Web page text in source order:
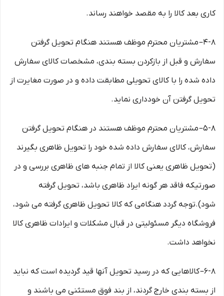
کاری بعد کالا را به مقصد خواهند رساند.
۴-۸– مشتریان محترم موظف هستند هنگام تحویل گرفتن
سفارش و قبل از بازکردن بسته بندی، مشخصات کالای سفارش
داده شده را با کالای تحویلی مطابقت داده و در صورت مغایرت از
تحویل گرفتن آن خودداری نماید.
۵-۸– مشتریان محترم موظف هستند در هنگام تحویل گرفتن
سفارش، کالای سفارش داده شده خود را تحویل ظاهری بگیرند
(تحویل ظاهری یعنی کالا از تمام جنبه های ظاهری بررسی و در
صورتیکه فاقد هر گونه ایراد ظاهری باشد، تحویل گرفته
شود).توجه گردد هنگامی که کالا تحویل ظاهری گرفته می شود،
فروشگاه دیگر مسئولیتی در قبال مشکلات و ایرادات ظاهری کالا
نخواهد داشت.
۶-۸– کالاهایی که در رسید تحویل آنها قید گردیده است که نباید
از بسته بندی خارج گردند، از بند فوق مستثنی می باشند و